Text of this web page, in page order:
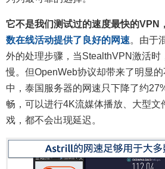
它不是我们测试过的速度最快的VPN
数在线活动提供了良好的网速。由于
外的处理步骤，当StealthVPN激活时
慢。但OpenWeb协议却带来了明显
中，泰国服务器的网速只下降了约
畅，可以进行4K流媒体播放、大型文
戏，都不会出现延迟。